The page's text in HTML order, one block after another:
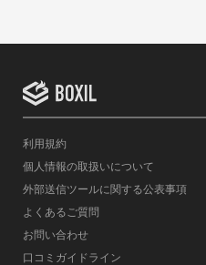
利用規約
個人情報の取扱いについて
外部送信ツールに関する公表事項
よくあるご質問
お問い合わせ
口コミガイドライン